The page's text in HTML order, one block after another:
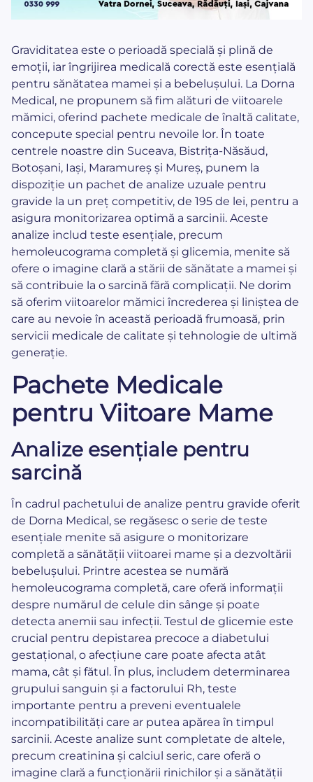
Graviditatea este o perioadă specială și plină de
emoții, iar îngrijirea medicală corectă este esențială
pentru sănătatea mamei și a bebelușului. La Dorna
Medical, ne propunem să fim alături de viitoarele
mămici, oferind pachete medicale de înaltă calitate,
concepute special pentru nevoile lor. În toate
centrele noastre din Suceava, Bistrița-Năsăud,
Botoșani, Iași, Maramureș și Mureș, punem la
dispoziție un pachet de analize uzuale pentru
gravide la un preț competitiv, de 195 de lei, pentru a
asigura monitorizarea optimă a sarcinii. Aceste
analize includ teste esențiale, precum
hemoleucograma completă și glicemia, menite să
ofere o imagine clară a stării de sănătate a mamei și
să contribuie la o sarcină fără complicații. Ne dorim
să oferim viitoarelor mămici încrederea și liniștea de
care au nevoie în această perioadă frumoasă, prin
servicii medicale de calitate și tehnologie de ultimă
generație.
Pachete Medicale
pentru Viitoare Mame
Analize esențiale pentru
sarcină
În cadrul pachetului de analize pentru gravide oferit
de Dorna Medical, se regăsesc o serie de teste
esențiale menite să asigure o monitorizare
completă a sănătății viitoarei mame și a dezvoltării
bebelușului. Printre acestea se numără
hemoleucograma completă, care oferă informații
despre numărul de celule din sânge și poate
detecta anemii sau infecții. Testul de glicemie este
crucial pentru depistarea precoce a diabetului
gestațional, o afecțiune care poate afecta atât
mama, cât și fătul. În plus, includem determinarea
grupului sanguin și a factorului Rh, teste
importante pentru a preveni eventualele
incompatibilități care ar putea apărea în timpul
sarcinii. Aceste analize sunt completate de altele,
precum creatinina și calciul seric, care oferă o
imagine clară a funcționării rinichilor și a sănătății